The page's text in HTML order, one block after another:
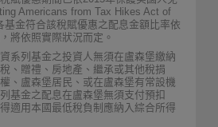
Americans from Tax Hikes Act of
基金符合該稅賦優惠之配息金額比率依
將依照實際狀況而定。
系列基金之投資人無須在盧森堡繳納
、贈禮、房地產、繼承或其他稅捐
、盧森堡居民、或在盧森堡有常設機
基金之配息在盧森堡無須支付預扣
適用本國最低稅負制應納入綜合所得